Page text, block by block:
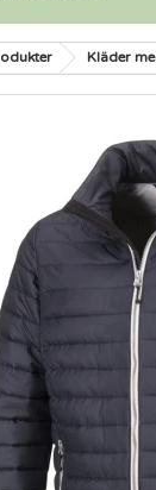
Kläder